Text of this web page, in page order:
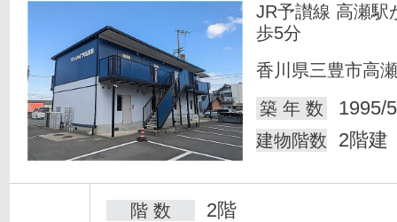
JR予讃線 高瀬駅
歩5分
香川県三豊市高
築 年 数
1995/
建物階数 2階建
階 数 2階